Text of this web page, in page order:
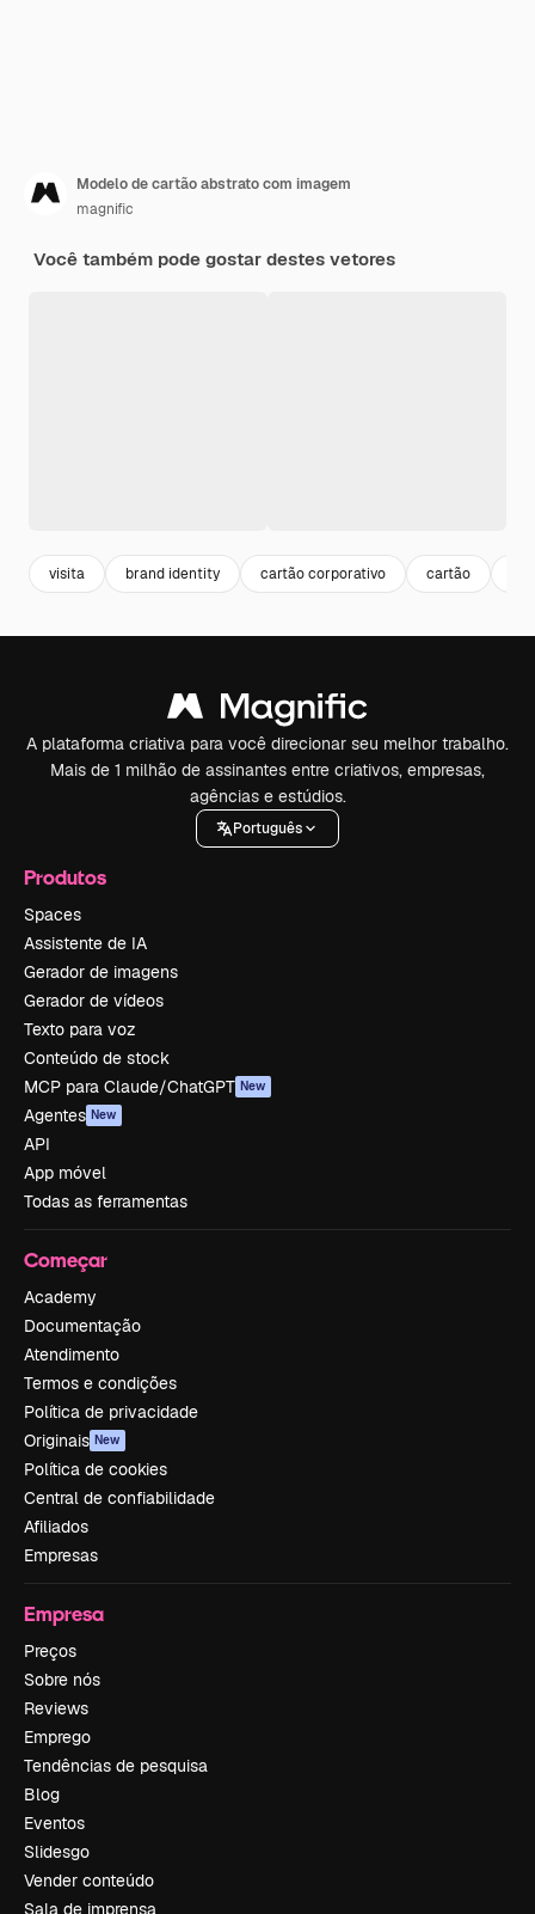
Modelo de cartão abstrato com imagem
magnific
Você também pode gostar destes vetores
visita brand identity cartão corporativo cartão
A plataforma criativa para você direcionar seu melhor trabalho.
Mais de 1 milhão de assinantes entre criativos, empresas,
agências e estúdios.
Português
Produtos
Spaces
Assistente de IA
Gerador de imagens
Gerador de vídeos
Texto para voz
Conteúdo de stock
MCP para Claude/ChatGPT New
Agentes New
API
App móvel
Todas as ferramentas
Começar
Academy
Documentação
Atendimento
Termos e condições
Política de privacidade
Originais New
Política de cookies
Central de confiabilidade
Afiliados
Empresas
Empresa
Preços
Sobre nós
Reviews
Emprego
Tendências de pesquisa
Blog
Eventos
Slidesgo
Vender conteúdo
Sala de imprensa